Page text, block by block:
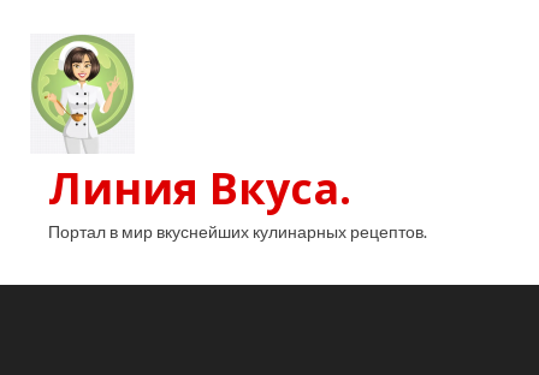
Линия Вкуса.
Портал в мир вкуснейших кулинарных рецептов.